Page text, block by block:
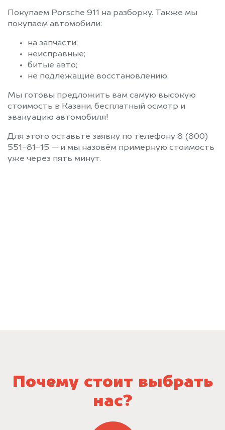
Покупаем Porsche 911 на разборку. Также мы
покупаем автомобили:
на запчасти;
неисправные;
битые авто;
не подлежащие восстановлению.
Мы готовы предложить вам самую высокую
стоимость в Казани, бесплатный осмотр и
эвакуацию автомобиля!
Для этого оставьте заявку по телефону 8 (800)
551-81-15 — и мы назовём примерную стоимость
уже через пять минут.
Почему стоит выбрать
нас?